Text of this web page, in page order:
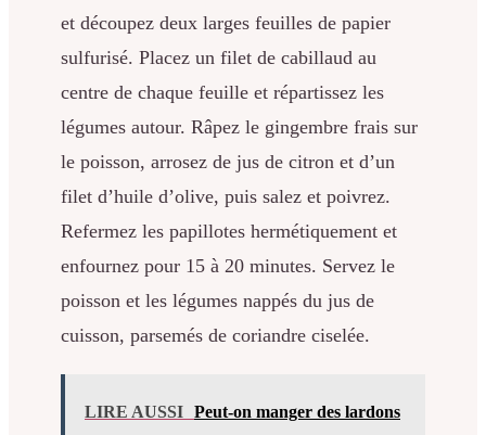
et découpez deux larges feuilles de papier
sulfurisé. Placez un filet de cabillaud au
centre de chaque feuille et répartissez les
légumes autour. Râpez le gingembre frais sur
le poisson, arrosez de jus de citron et d’un
filet d’huile d’olive, puis salez et poivrez.
Refermez les papillotes hermétiquement et
enfournez pour 15 à 20 minutes. Servez le
poisson et les légumes nappés du jus de
cuisson, parsemés de coriandre ciselée.
LIRE AUSSI Peut-on manger des lardons